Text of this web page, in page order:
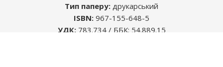
Розміщуючи рекламу в книгах, Ви знаходите
саме ту цільову аудиторію, яка Вам
необхідна.
Тип паперу: друкарський
ISBN: 967-155-648-5
УДК:783.734 / ББК: 54.889.15